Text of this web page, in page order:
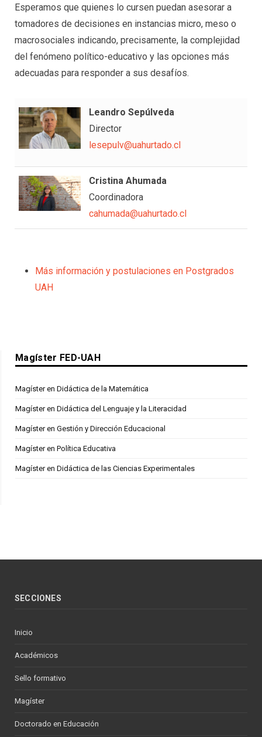
Esperamos que quienes lo cursen puedan asesorar a
tomadores de decisiones en instancias micro, meso o
macrosociales indicando, precisamente, la complejidad
del fenómeno político-educativo y las opciones más
adecuadas para responder a sus desafíos.
Leandro Sepúlveda
Director
lesepulv@uahurtado.cl
Cristina Ahumada
Coordinadora
cahumada@uahurtado.cl
Más información y postulaciones en Postgrados
UAH
Magíster FED-UAH
Magíster en Didáctica de la Matemática
Magíster en Didáctica del Lenguaje y la Literacidad
Magíster en Gestión y Dirección Educacional
Magíster en Política Educativa
Magíster en Didáctica de las Ciencias Experimentales
SECCIONES
Inicio
Académicos
Sello formativo
Magíster
Doctorado en Educación